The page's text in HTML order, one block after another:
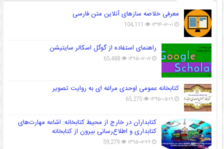
معرفی خلاصه سازهای آنلاین متن فارسی
۱۳۹۴-۰۷-۰۱ 104,111
راهنمای استفاده از گوگل اسکالر سایتیشن
۱۳۹۵-۰۷-۰۷ 65,488
کتابخانه عمومی اوحدی مراغه ای به روایت تصویر
۱۳۹۵-۰۵-۱۹ 65,275
کتابداران در خارج از محیط کتابخانه: اشاعه مهارت‌های
کتابداری و اطلاع‌رسانی بیرون از کتابخانه
۱۳۹۵-۰۷-۲۶ 59,279